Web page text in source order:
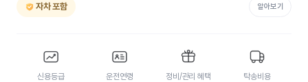
자차 포함 알아보기
신용등급 운전연령 정비/관리 혜택 탁송비용